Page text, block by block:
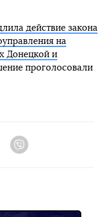
действие закона
на
Донецкой и
проголосовали
Telegram